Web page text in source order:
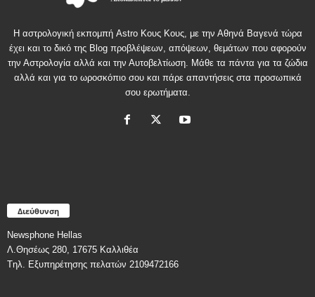
Η αστρολογική εκπομπή Astro Κους Κους, με την Αθηνά Βαγενά τώρα
έχει και το δικό της Blog προβλέψεων, απόψεων, θεμάτων που αφορούν
την Αστρολογία αλλά και την Αυτοβελτίωση. Μάθε τα πάντα για τα ζώδια
αλλά και για το ωροσκόπιο σου και πάρε απαντήσεις στα προσωπικά
σου ερωτήματα.
Διεύθυνση
Newsphone Hellas
Λ.Θησέως 280, 17675 Καλλιθέα
Tηλ. Εξυπηρέτησης πελατών 2109472166